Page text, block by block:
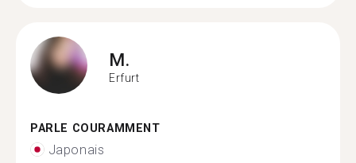
M.
Erfurt
PARLE COURAMMENT
Japonais